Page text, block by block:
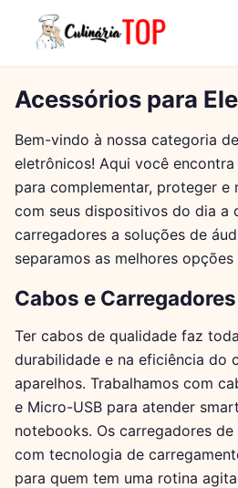
Acessórios para
Bem-vindo à nossa categoria
eletrônicos! Aqui você
para complementar, proteger e
com seus dispositivos do dia a
carregadores a soluções de
separamos as melhores
Cabos e Carregadores
Ter cabos de qualidade faz
durabilidade e na eficiência do
aparelhos. Trabalhamos com
e Micro-USB para atender
notebooks. Os carregadores
com tecnologia de
para quem tem uma rotina